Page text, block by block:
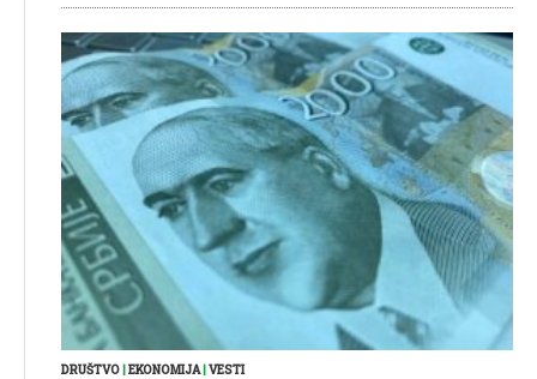
DRUŠTVO|EKONOMIJA|VESTI